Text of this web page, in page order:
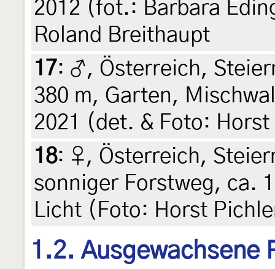
2012 (fot.: Barbara
Roland Breithaupt
17: ♂, Österreich,
380 m, Garten,
2021 (det. & Foto:
18: ♀, Österreich,
sonniger Forstweg, ca.
Licht (Foto: Horst
1.2. Ausgewachsene